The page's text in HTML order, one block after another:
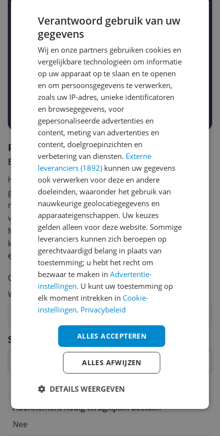
Krijg een seintje zodra de prijs zakt
Jouw e-mailadres
Gewenste daling of bedrag
-5% -10% -15%
Gewenste prijs
€
Prijsalert aanzetten
Specificaties
Belangrijkste kenmerken
Abonnement nodig terugkijken beelden
Nee
Reviews
Er zijn nog geen reviews geschreven
Heb jij dit product in bezit en wil je graag je mening
geven? Start dan hieronder met het schrijven van je
review. Afhankelijk van de details duurt het schrijven
van een review gemiddeld tussen de 3 en 10 minuten.
Met jouw mening help je andere bezoekers een betere
keuze te maken én maak je iedere maand kans op
€250,-!
Klik hier voor de actievoorwaarden.
Cijfer
Welk cijfer geef jij dit product?
6
5
4
3
2
Vraag 1 van 4
Verantwoord gebruik van uw
gegevens
Wij en onze partners gebruiken cookies en
vergelijkbare technologieën om informatie
op uw apparaat op te slaan en te openen
en om persoonsgegevens te verwerken,
zoals uw IP-adres, unieke identificatoren
en browsegegevens, voor
gepersonaliseerde advertenties en
content, meting van advertenties en
content, doelgroepinzichten en
verbetering van diensten. Externe
leveranciers (1892) kunnen uw gegevens
ook verwerken voor deze en andere
doeleinden, waaronder het gebruik van
nauwkeurige geolocatiegegevens en
apparaateigenschappen. Uw keuzes
gelden alleen voor deze website. Sommige
leveranciers kunnen zich beroepen op
gerechtvaardigd belang in plaats van
toestemming; u hebt het recht om
bezwaar te maken inAdvertentie-
instellingen. U kunt uw toestemming op
elk moment intrekken in Cookie-
instellingen. Privacybeleid
ALLES ACCEPTEREN
ALLES AFWIJZEN
DETAILS WEERGEVEN